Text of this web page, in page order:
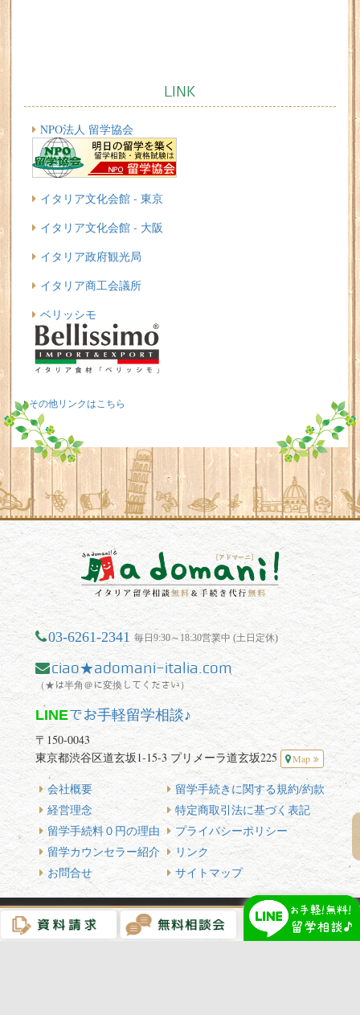
03-6261-2341 毎日9:30～18:30営業中 (土日定休)
ciao★adomani-italia.com
（★は半角＠に変換してください）
LINE でお手軽留学相談♪
〒150-0043
東京都渋谷区道玄坂1-15-3 プリメーラ道玄坂225
Map
会社概要
経営理念
留学手続料０円の理由
留学カウンセラー紹介
お問合せ
留学手続きに関する規約/約款
特定商取引法に基づく表記
プライバシーポリシー
リンク
サイトマップ
当サイトの写真・テキストの無断転載は一切禁止です
が、SNSでのシェアは大歓迎です！
Copyright
2026 a domani!. All rights reserved.
This site is protected by reCAPTCHA and the Google ( Privacy Policy